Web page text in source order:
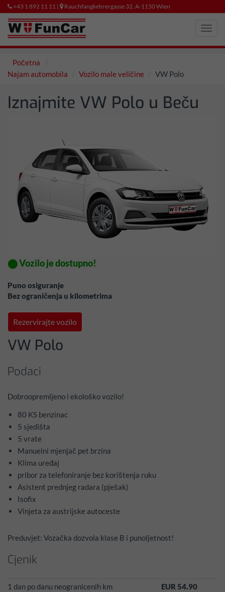
+43 1 892 11 11 | Rauchfangkehrergasse 32, A-1150 Wien
Početna
Najam automobila
Vozilo male veličine VW Polo
Iznajmite VW Polo u Beču
⬤ Vozilo je dostupno!
Puno osiguranje
Bez ograničenja u kilometrima
Rezervirajte vozilo
VW Polo
Podaci
Dobroopremljeno i ekološko vozilo!
80 KS benzinac
5 sjedišta
5 vrate
Manuelni mjenjač pet brzina
Klima uređaj
pribor za telefoniranje bez korištenja ruku
Asistent prednjeg radara (pješak)
Isofix
Vinjeta za austrijske autoceste
Preduvjet: Vozačka dozvola klase B i punoljetnost!
Cjenik
1 dan po danu neogranicenih km
EUR 54.90